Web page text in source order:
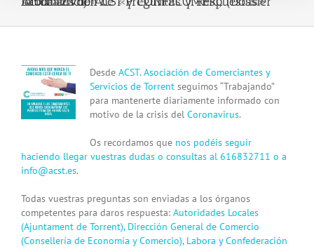
View
Larger
Image
Desde ACST. Asociación de Comerciantes y
Servicios de Torrentseguimos “Trabajando”
para mantenerte diariamente informado con
motivo de la crisis del Coronavirus.
Os recordamos quenos podéis seguir
haciendo llegar vuestras dudas o consultas al 616832711 o a
info@acst.es.
Todas vuestras preguntas son enviadas a los órganos
competentes para daros respuesta: Autoridades Locales
(Ajuntament de Torrent), Dirección General de Comercio
(Consellería de Economía y Comercio), Labora y Confederación